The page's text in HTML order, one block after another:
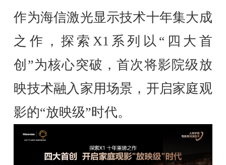
作为海信激光显示技术十年集大成
之作，探索X1系列以“四大首
创”为核心突破，首次将影院级放
映技术融入家用场景，开启家庭观
影的“放映级”时代。